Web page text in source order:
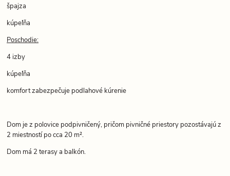
špajza
kúpeľňa
Poschodie:
4 izby
kúpeľňa
komfort zabezpečuje podlahové kúrenie
Dom je z polovice podpivničený, pričom pivničné priestory pozostávajú z
2 miestností po cca 20 m².
Dom má 2 terasy a balkón.